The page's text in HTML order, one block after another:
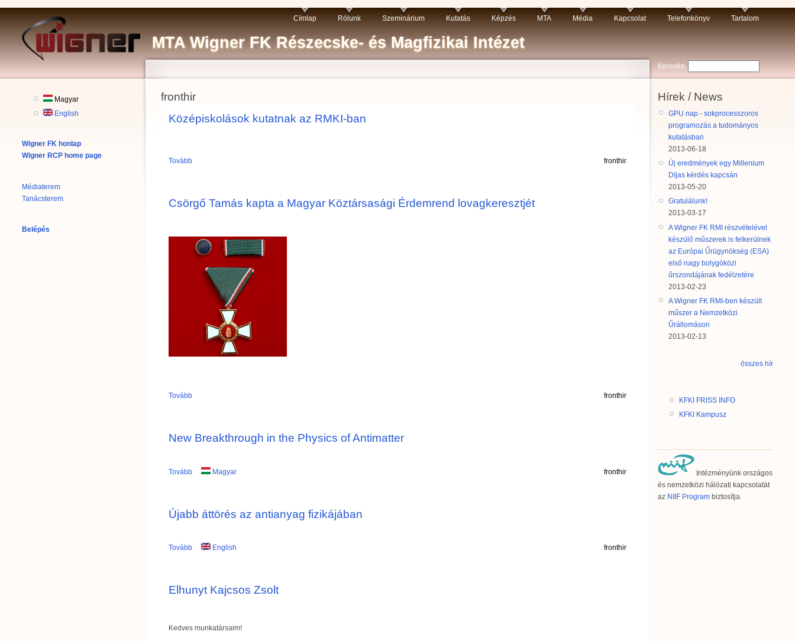
MTA Wigner FK Részecske- és Magfizikai Intézet
Címlap Rólunk Szeminárium Kutatás Képzés MTA Média Kapcsolat Telefonkönyv Tartalom
Magyar
English
Wigner FK honlap
Wigner RCP home page
Médiaterem
Tanácsterem
Belépés
fronthir
Középiskolások kutatnak az RMKI-ban
fronthir
Tovább
Csörgő Tamás kapta a Magyar Köztársasági Érdemrend lovagkeresztjét
fronthir
Tovább
New Breakthrough in the Physics of Antimatter
fronthir
Tovább Magyar
Újabb áttörés az antianyag fizikájában
fronthir
Tovább English
Elhunyt Kajcsos Zsolt
Kedves munkatársaim!
Hírek / News
GPU nap - sokprocesszoros
programozás a tudományos
kutatásban
2013-06-18
Új eredmények egy Millenium
Díjas kérdés kapcsán
2013-05-20
Gratulálunk!
2013-03-17
A Wigner FK RMI részvételével
készülő műszerek is felkerülnek
az Európai Űrügynökség (ESA)
első nagy bolygóközi
űrszondájának fedélzetére
2013-02-23
A Wigner FK RMI-ben készült
műszer a Nemzetközi
Űrállomáson
2013-02-13
összes hír
Keresés:
KFKI FRISS INFO
KFKI Kampusz
Intézményünk országos
és nemzetközi hálózati kapcsolatát
az NIIF Program biztosítja.